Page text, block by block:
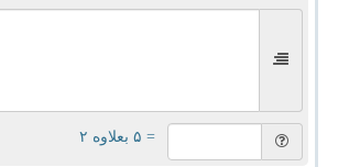
= ۵ بعلاوه ۲